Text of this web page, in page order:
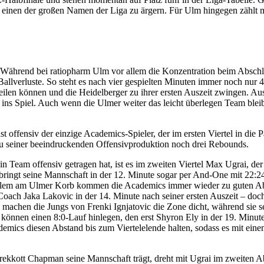
der großen Namen der Liga zu ärgern. Für Ulm hingegen
bei ratiopharm Ulm vor allem die Konzentration beim
So steht es nach vier gespielten Minuten immer noch nur
können und die Heidelberger zu ihrer ersten Auszeit zwingen.
Spiel. Auch wenn die Ulmer weiter das leicht überlegen Team
offensiv der einzige Academics-Spieler, der im ersten Viertel in die
beeindruckenden Offensivproduktion noch drei Rebounds.
Team offensiv getragen hat, ist es im zweiten Viertel Max Ugrai,
seine Mannschaft in der 12. Minute sogar per And-One mit
am Ulmer Korb kommen die Academics immer wieder zu guten
Jaka Lakovic in der 14. Minute nach seiner ersten Auszeit –
die Jungs von Frenki Ignjatovic die Zone dicht, während
einen 8:0-Lauf hinlegen, den erst Shyron Ely in der 19.
diesen Abstand bis zum Viertelelende halten, sodass es mit
Chapman seine Mannschaft trägt, dreht mit Ugrai im zweiten